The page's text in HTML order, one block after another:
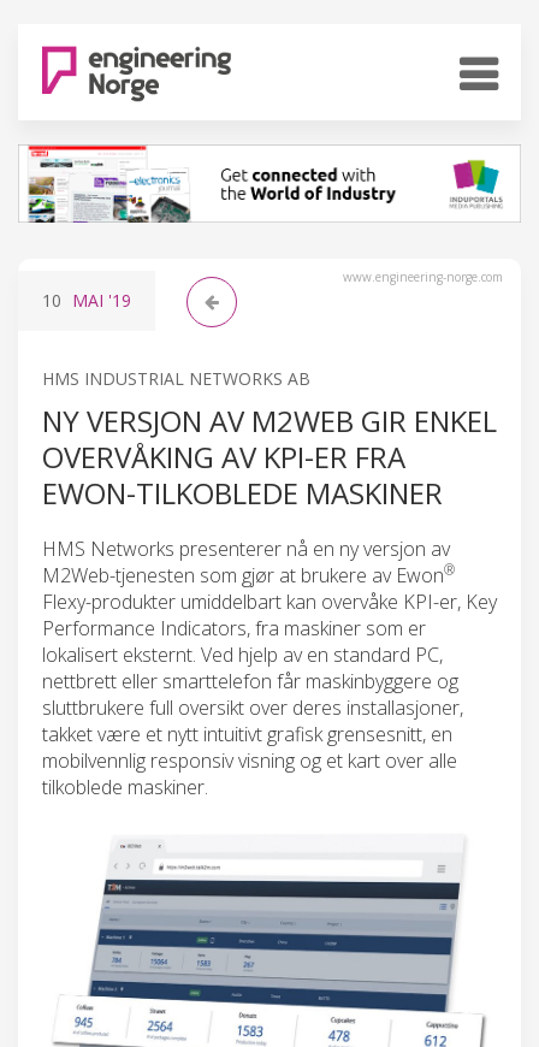
www.engineering-norge.com
10 MAI '19
HMS INDUSTRIAL NETWORKS AB
NY VERSJON AV M2WEB GIR ENKEL
OVERVÅKING AV KPI-ER FRA
EWON-TILKOBLEDE MASKINER
HMS Networks presenterer nå en ny versjon av
M2Web-tjenesten som gjør at brukere av Ewon®
Flexy-produkter umiddelbart kan overvåke KPI-er, Key
Performance Indicators, fra maskiner som er
lokalisert eksternt. Ved hjelp av en standard PC,
nettbrett eller smarttelefon får maskinbyggere og
sluttbrukere full oversikt over deres installasjoner,
takket være et nytt intuitivt grafisk grensesnitt, en
mobilvennlig responsiv visning og et kart over alle
tilkoblede maskiner.